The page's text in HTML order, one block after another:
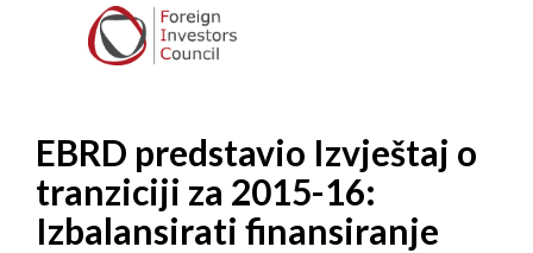
EBRD predstavio Izvještaj o
tranziciji za 2015-16:
Izbalansirati finansiranje